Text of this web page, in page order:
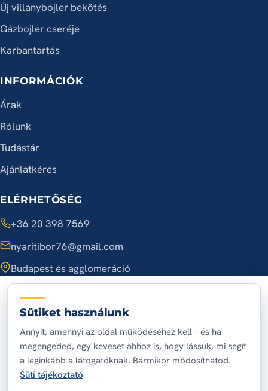
Új villanybojler bekötés
Gázbojler cseréje
Karbantartás
INFORMÁCIÓK
Árak
Rólunk
Tudástár
Ajánlatkérés
ELÉRHETŐSÉG
+36 20 398 7569
nyaritibor76@gmail.com
Budapest és agglomeráció
© 2026 Nyári Tibor villanybojler szerelő
AdatvédelemImpresszumSütik
Süti-beállítások
Készítette:Kreatívoldal
Sütiket használunk
Annyit, amennyi az oldal működéséhez kell – és ha
megengeded, egy keveset ahhoz is, hogy lássuk, mi segít
a leginkább a látogatóknak. Bármikor módosíthatod.
Süti tájékoztató